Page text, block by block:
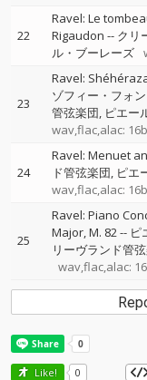
22
Ravel: Le
Rigaudon -- クリ
ル・ブーレーズ
23
Ravel:
ゾフィー・フォ
管弦楽団 ピエー
wav,flac,alac:
24
Ravel: Menuet
ド管弦楽団 ピエ
wav,flac,alac:
25
Ravel: Piano
Major, M. 82-- ピ
リーヴランド管
wav,flac,alac:
Like! 0